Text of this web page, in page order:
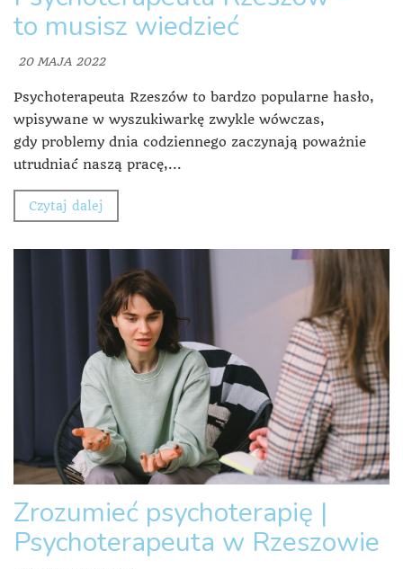
to musisz wiedzieć
20 MAJA 2022
Psychoterapeuta Rzeszów to bardzo popularne hasło,
wpisywane w wyszukiwarkę zwykle wówczas,
gdy problemy dnia codziennego zaczynają poważnie
utrudniać naszą pracę,...
Czytaj dalej
Zrozumieć psychoterapię |
Psychoterapeuta w Rzeszowie